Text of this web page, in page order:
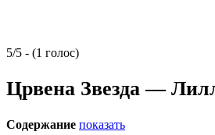
5/5 - (1 голос)
Црвена Звезда —
Содержание показать